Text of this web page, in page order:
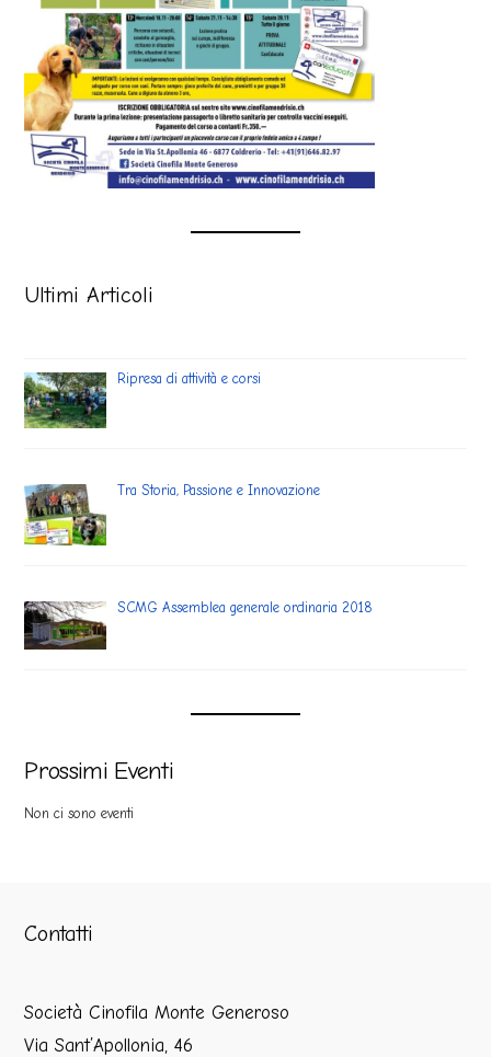
Ultimi Articoli
Ripresa di attività e corsi
Tra Storia, Passione e Innovazione
SCMG Assemblea generale ordinaria 2018
Prossimi Eventi
Non ci sono eventi
Contatti
Società Cinofila Monte Generoso
Via Sant’Apollonia, 46